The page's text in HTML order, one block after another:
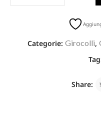
Categorie: Girocolli,
Share: